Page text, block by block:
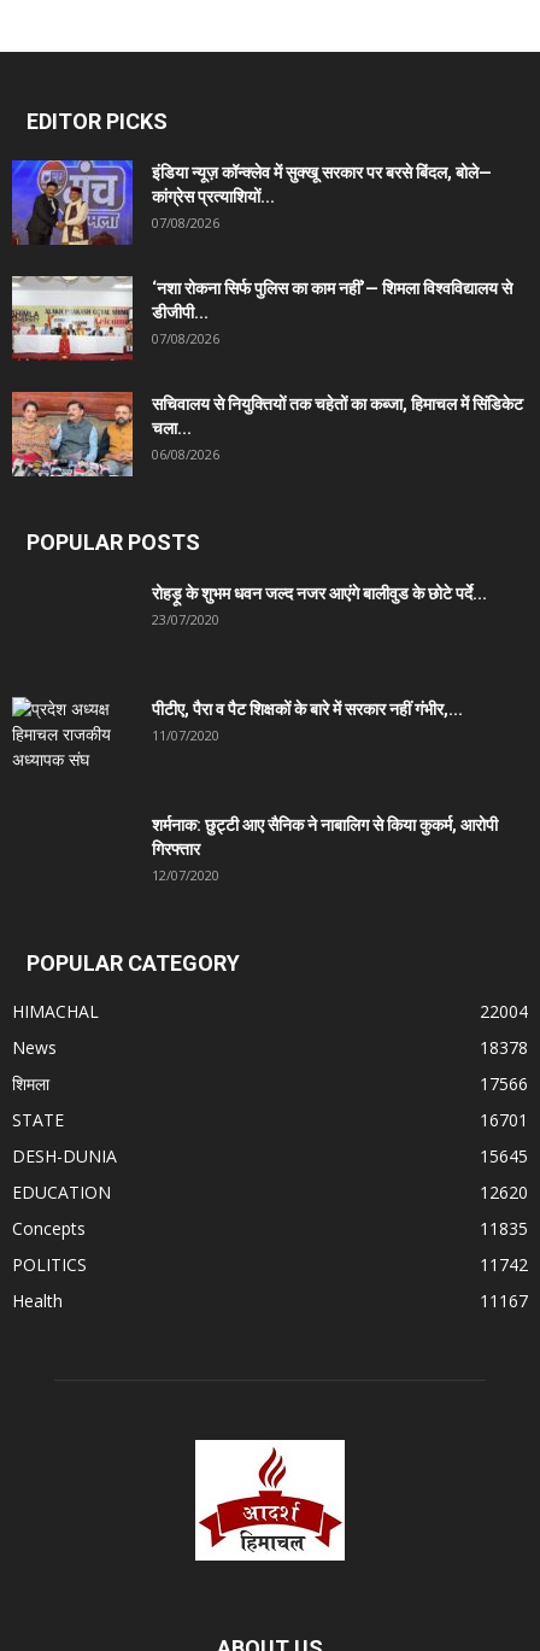
EDITOR PICKS
इंडिया न्यूज़ कॉन्क्लेव में सुक्खू सरकार पर बरसे बिंदल, बोले—
कांग्रेस प्रत्याशियों...
07/08/2026
‘नशा रोकना सिर्फ पुलिस का काम नहीं’— शिमला विश्वविद्यालय से
डीजीपी...
07/08/2026
सचिवालय से नियुक्तियों तक चहेतों का कब्जा, हिमाचल में सिंडिकेट
चला...
06/08/2026
POPULAR POSTS
रोहड़ू के शुभम धवन जल्द नजर आएंगे बालीवुड के छोटे पर्दे...
23/07/2020
पीटीए, पैरा व पैट शिक्षकों के बारे में सरकार नहीं गंभीर,...
11/07/2020
शर्मनाक: छुट्टी आए सैनिक ने नाबालिग से किया कुकर्म, आरोपी
गिरफ्तार
12/07/2020
POPULAR CATEGORY
HIMACHAL
22004
News
18378
शिमला
17566
STATE
16701
DESH-DUNIA
15645
EDUCATION
12620
Concepts
11835
POLITICS
11742
Health
11167